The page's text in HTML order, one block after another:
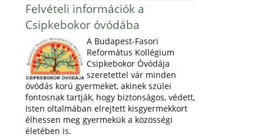
Felvételi információk a
Csipkebokor óvódába
A Budapest-Fasori
Református Kollégium
Csipkebokor Óvódája
szeretettel vár minden
óvódás korú gyermeket, akinek szülei
fontosnak tartják, hogy biztonságos, védett,
Isten oltalmában elrejtett kisgyermekkort
élhessen meg gyermekük a közösségi
életében is.